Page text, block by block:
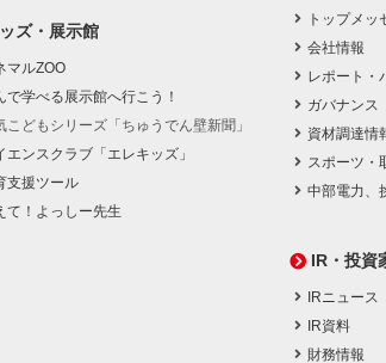
ズ・展示館
マルZOO
で学べる展示館へ行こう！
こどもシリーズ「ちゅうでん壁新聞」
エンスクラブ「エレキッズ」
支援ツール
て！よっしー先生
トップメッ
会社情報
レポート・
ガバナンス
資材調達情
スポーツ・
中部電力、
IR・投資
IRニュース
IR資料
財務情報